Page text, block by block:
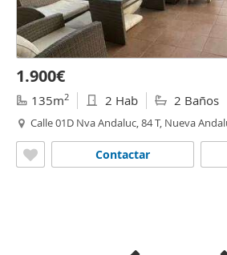
1.900€
135m2 2 Hab 2 Baños
Calle 01D Nva Andaluc, 84 T, Nueva
Contactar